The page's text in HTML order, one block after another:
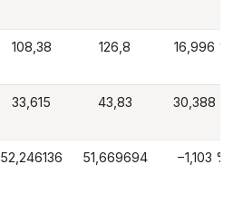
108,38 126,8 16,996 %
33,615 43,83 30,388 %
52,246136 51,669694 −1,103 %